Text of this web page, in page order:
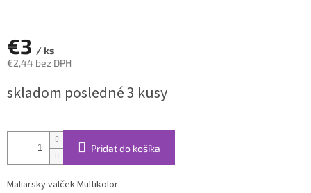
€3 / ks
€2,44 bez DPH
cena:
skladom posledné 3 kusy
Pridať do košíka
Maliarsky valček Multikolor